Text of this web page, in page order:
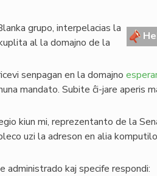
grupo, interpelacias la
al la domajno de la
senpagan en la domajno
mandato. Subite ĉi-jare aperis
kiun mi, reprezentanto de la
uzi la adreson en alia
administrado kaj specife respondi: